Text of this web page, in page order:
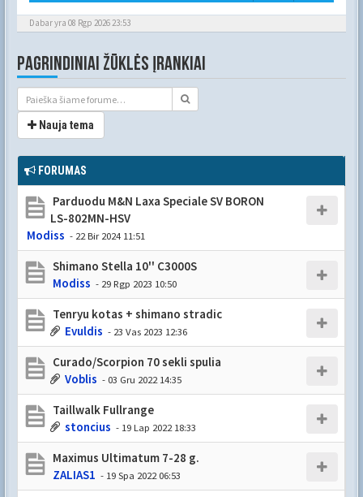
Dabar yra 08 Rgp 2026 23:53
PAGRINDINIAI ŽŪKLĖS ĮRANKIAI
Nauja tema
FORUMAS
Parduodu M&N Laxa Speciale SV BORON
LS-802MN-HSV
Modiss - 22 Bir 2024 11:51
Shimano Stella 10'' C3000S
Modiss - 29 Rgp 2023 10:50
Tenryu kotas + shimano stradic
Evuldis - 23 Vas 2023 12:36
Curado/Scorpion 70 sekli spulia
Voblis - 03 Gru 2022 14:35
Taillwalk Fullrange
stoncius - 19 Lap 2022 18:33
Maximus Ultimatum 7-28 g.
ZALIAS1 - 19 Spa 2022 06:53